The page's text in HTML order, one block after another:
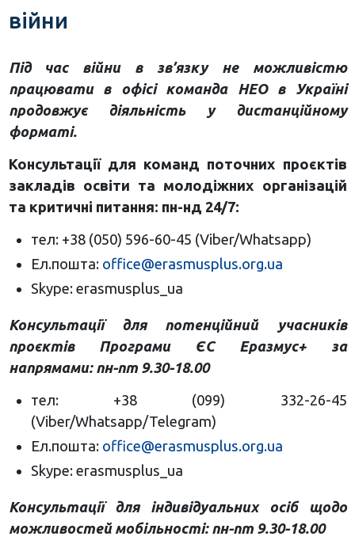
війни
Під час війни в зв’язку не можливістю
працювати в офісі команда НЕО в Україні
продовжує діяльність у дистанційному
форматі.
Консультації для команд поточних проєктів
закладів освіти та молодіжних організацій
та критичні питання: пн-нд 24/7:
тел: +38 (050) 596-60-45 (Viber/Whatsapp)
Ел.пошта: office@erasmusplus.org.ua
Skype: erasmusplus_ua
Консультації для потенційний учасників
проєктів Програми ЄС Еразмус+ за
напрямами: пн-пт 9.30-18.00
тел: +38 (099) 332-26-45
(Viber/Whatsapp/Telegram)
Ел.пошта: office@erasmusplus.org.ua
Skype: erasmusplus_ua
Консультації для індивідуальних осіб щодо
можливостей мобільності: пн-пт 9.30-18.00